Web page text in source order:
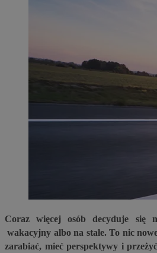
Coraz więcej osób decyduje się
wakacyjny albo na stałe. To nic
zarabiać, mieć perspektywy i